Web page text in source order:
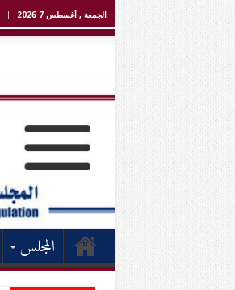
الجمعة , أغسطس 7 2026
المجلس